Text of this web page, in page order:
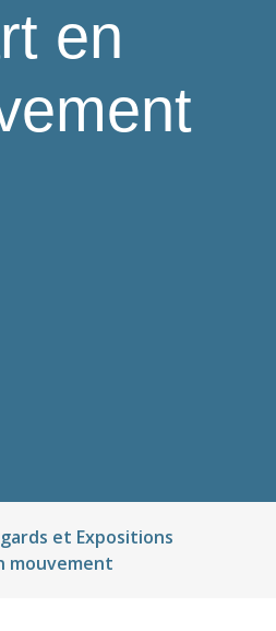
en
et Expositions
mouvement